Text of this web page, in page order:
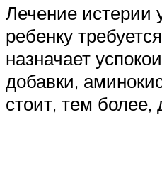
Лечение истерии
ребенку
назначает
добавки,
стоит, тем более,